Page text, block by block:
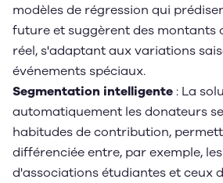
modèles de régression qui
future et suggèrent des montants
réel, s'adaptant aux variations
événements spéciaux.
Segmentation intelligente : La
automatiquement les donateurs
habitudes de contribution,
différenciée entre, par exemple,
d'associations étudiantes et ceux